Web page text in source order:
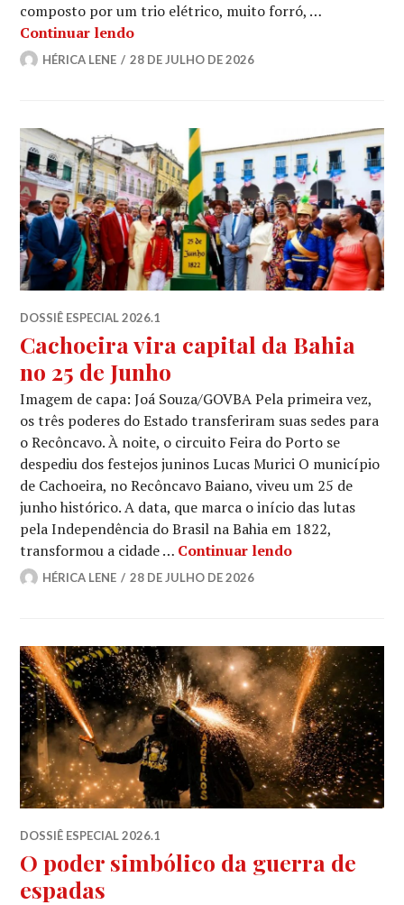
composto por um trio elétrico, muito forró, …
Continuar lendoConheça o bloco Jeguerê
HÉRICA LENE 28 DE JULHO DE 2026
DOSSIÊ ESPECIAL 2026.1
Cachoeira vira capital da Bahia
no 25 de Junho
Imagem de capa: Joá Souza/GOVBA Pela primeira vez,
os três poderes do Estado transferiram suas sedes para
o Recôncavo. À noite, o circuito Feira do Porto se
despediu dos festejos juninos Lucas Murici O município
de Cachoeira, no Recôncavo Baiano, viveu um 25 de
junho histórico. A data, que marca o início das lutas
pela Independência do Brasil na Bahia em 1822,
transformou a cidade … Continuar lendoCachoeira vira
HÉRICA LENE 28 DE JULHO DE 2026
DOSSIÊ ESPECIAL 2026.1
O poder simbólico da guerra de
espadas